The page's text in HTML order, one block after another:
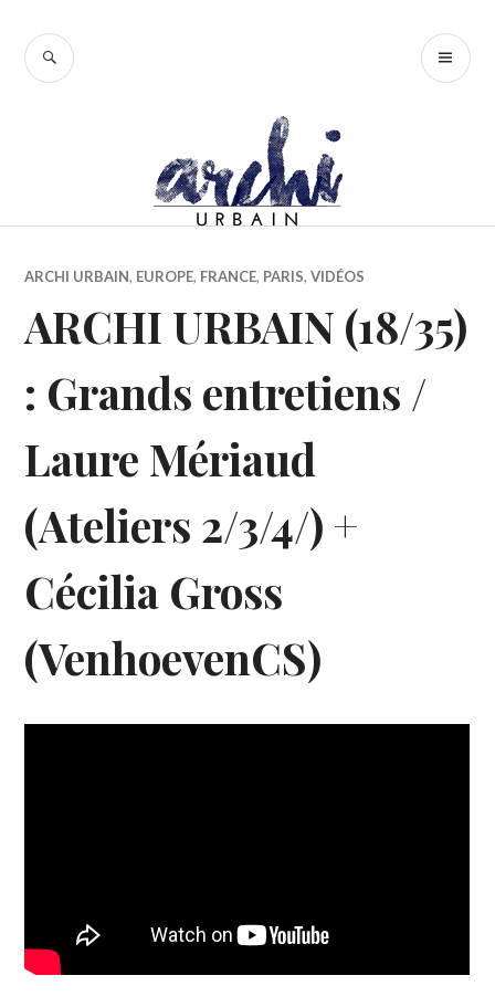
contenu
RECHERCHE
ARCHI URBAIN, EUROPE, FRANCE, PARIS,VIDÉOS
ARCHI URBAIN (18/35)
: Grands entretiens /
Laure Mériaud
(Ateliers 2/3/4/) +
Cécilia Gross
(VenhoevenCS)